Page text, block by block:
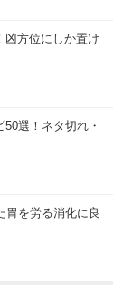
凶方位にしか置け
選！ネタ切れ・
胃を労る消化に良